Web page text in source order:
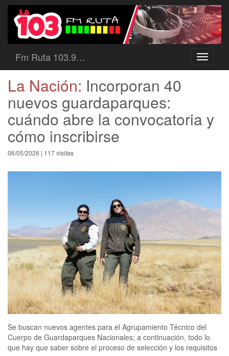
Toggle
Fm Ruta 103.9…
La Nación: Incorporan 40
nuevos guardaparques:
cuándo abre la convocatoria y
cómo inscribirse
06/05/2026 | 117 visitas
Se buscan nuevos agentes para el Agrupamiento Técnico del
Cuerpo de Guardaparques Nacionales; a continuación, todo lo
que hay que saber sobre el proceso de selección y los requisitos